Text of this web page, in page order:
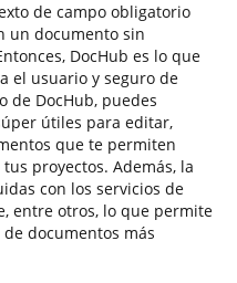
de campo obligatorio
un documento sin
DocHub es lo que
el usuario y seguro de
de DocHub, puedes
útiles para editar,
que te permiten
proyectos. Además, la
con los servicios de
entre otros, lo que permite
documentos más